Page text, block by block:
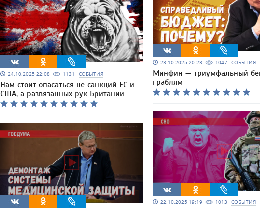
24.10.2025 22:08 1131 СОБЫТИЯ
Нам стоит опасаться не санкций ЕС и
США, а развязанных рук Британии
23.10.2025 20:23 1047 СОБЫТИЯ
Минфин — триумфальный
граблям
22.10.2025 19:19 1013 СОБЫТИЯ